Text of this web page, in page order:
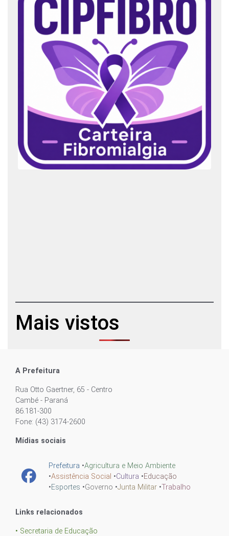
Mais vistos
A Prefeitura
Rua Otto Gaertner, 65 - Centro
Cambé - Paraná
86.181-300
Fone: (43) 3174-2600
Mídias sociais
Prefeitura •Agricultura e Meio Ambiente
•Assistência Social •Cultura •Educação
•Esportes •Governo •Junta Militar •Trabalho
Links relacionados
• Secretaria de Educação